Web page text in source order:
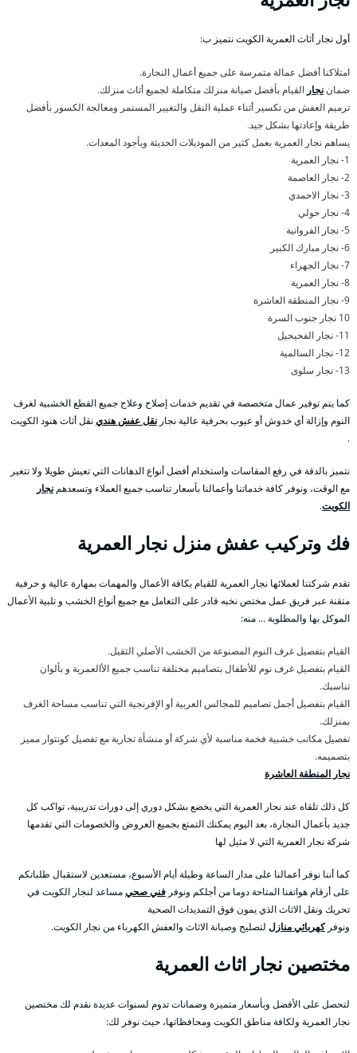
أول نجار أثاث العمرية الكويت نتميز ب:
امتلاكنا أفضل عمالة متمرسة على جميع أعمال النجارة.
ضمان نجار القيام بأفضل صيانة منزلك متكاملة لجميع أثاث منزلك.
ترميم العفش من تكسير أثناء عملية النقل والتغيير المستمر ومعالجة الكسور بأفضل
طريقة وإعادتها بشكل جيد.
يساهم نجار العمرية بعمل كثير من الموديلات الحديثة وبأجود المعدات.
1- نجار العمرية
2- نجار العاصمة
3- نجار الاحمدي
4- نجار حولي
5- نجار الفروانية
6- نجار مبارك الكبير
7- نجار الجهراء
8- نجار العمرية
9- نجار المنطقة العاشرة
10 نجار جنوب السرة
11- نجار الفحيحيل
12- نجار السالمية
13- نجار سلوى
كما يتم توفير عمال متخصصة في تقديم خدمات إصلاح وعلاج جميع القطع الخشبية لغرف
النوم وإزالة أي خدوش أو عيوب بحرفية عالية نجار نقل عفش هندينقل أثاث هنود الكويت
.
نتميز بالدقة في رفع المقاسات واستخدام أفضل أنواع الدهانات التي تعيش طويلا ولا تتغير
مع الوقت، ونوفر كافة خدماتنا وأعمالنا بأسعار تناسب جميع العملاء وتسعدهم نجار
الكويت.
فك وتركيب عفش منزل نجار العمرية
تقدم شركتنا لعملائها نجار العمرية للقيام بكافة الأعمال والمهمات بمهارة عالية و حرفية
متقنة عبر فريق عمل مختص نخبه قادر على التعامل مع جميع أنواع الخشب و تلبية الأعمال
الموكل بها والمطلوبة … منه:
القيام بتفصيل غرف النوم المصنوعة من الخشب الأصلي الثقيل.
القيام بتفصيل غرف نوم للأطفال بتصاميم مختلفة تناسب جميع الأالعمرية و بألوان
تناسبك.
القيام بتفصيل أجمل تصاميم للمجالس العربية أو الإفرنجية التي تناسب مساحة الغرف
بمنزلك.
تفصيل مكاتب خشبية فخمة مناسبة لأي شركة أو منشأة تجارية مع تفصيل كونتوار مميز
بتصميمه.
نجار المنطقة العاشرة
كل ذلك تلقاه عند نجار العمرية التي يخضع بشكل دوري إلى دورات تدريبية، تواكب كل
جديد بأعمال النجارة، بعد اليوم يمكنك التمتع بجميع العروض والخصومات التي تقدمها
شركة نجار العمرية التي لا مثيل لها
كما أننا نوفر أعمالنا على مدار الساعة وطيلة أيام الأسبوع، مستعدين لاستقبال طلباتكم
على أرقام هواتفنا المتاحة دوما من أجلكم ونوفر فني صحيمساعد لنجار الكويت في
تحريك ونقل الاثاث الذي يمون فوق التمديدات الصحية
ونوفركهربائي منازل لتصليح وصيانة الاثاث والعفش الكهرباء من نجار الكويت.
مختصين نجار اثاث العمرية
لتحصل على الأفضل وبأسعار متميزة وضمانات تدوم لسنوات عديدة نقدم لك مختصين
نجار العمرية ولكافة مناطق الكويت ومحافظاتها، حيث نوفر لك: